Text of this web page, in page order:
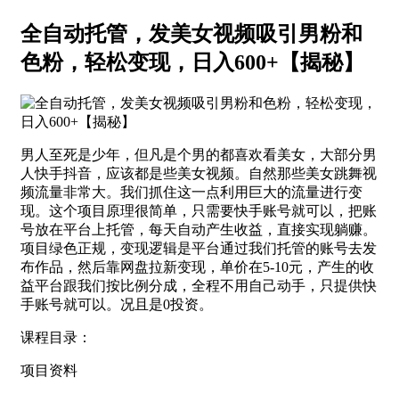
全自动托管，发美女视频吸引男粉和
色粉，轻松变现，日入600+【揭秘】
男人至死是少年，但凡是个男的都喜欢看美女，大部分男
人快手抖音，应该都是些美女视频。自然那些美女跳舞视
频流量非常大。我们抓住这一点利用巨大的流量进行变
现。这个项目原理很简单，只需要快手账号就可以，把账
号放在平台上托管，每天自动产生收益，直接实现躺赚。
项目绿色正规，变现逻辑是平台通过我们托管的账号去发
布作品，然后靠网盘拉新变现，单价在5-10元，产生的收
益平台跟我们按比例分成，全程不用自己动手，只提供快
手账号就可以。况且是0投资。
课程目录：
项目资料